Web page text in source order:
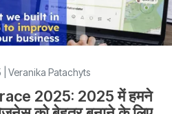
| Veranika Patachyts
2025: 2025 में हमने